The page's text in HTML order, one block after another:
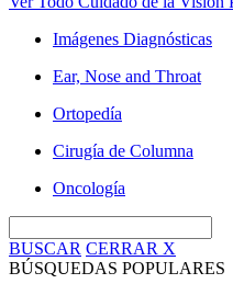
Imágenes Diagnósticas
Ear, Nose and Throat
Ortopedía
Cirugía de Columna
Oncología
BUSCAR CERRAR X
BÚSQUEDAS POPULARES